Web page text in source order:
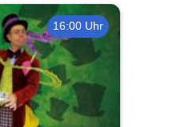
16:00 Uhr